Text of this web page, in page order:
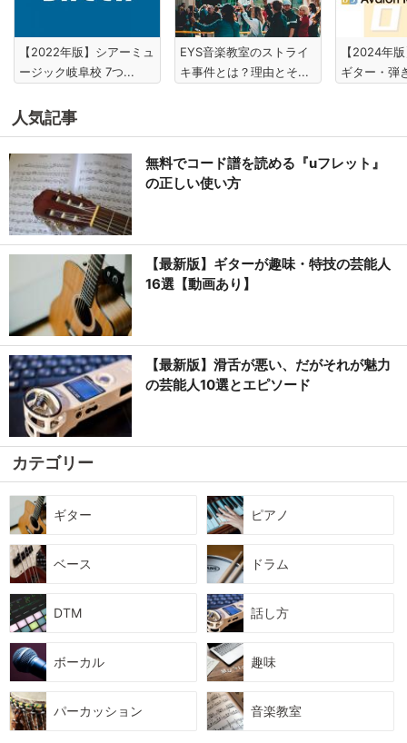
【2022年版】シアーミュ
ージック岐阜校 7つ...
EYS音楽教室のストライ
キ事件とは？理由とそ...
【2024年
ギター・弾
人気記事
無料でコード譜を読める『uフレット』
の正しい使い方
【最新版】ギターが趣味・特技の芸能人
16選【動画あり】
【最新版】滑舌が悪い、だがそれが魅力
の芸能人10選とエピソード
カテゴリー
ギター ピアノ
ベース ドラム
DTM 話し方
ボーカル 趣味
パーカッション 音楽教室